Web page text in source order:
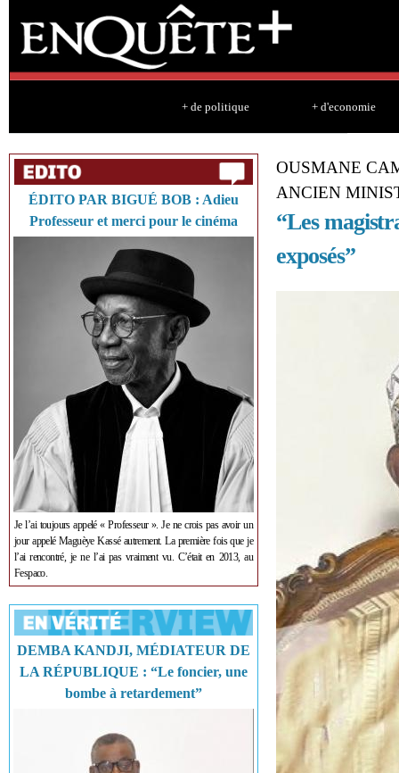
+ de politique + d'economie
ÉDITO PAR BIGUÉ BOB : Adieu
Professeur et merci pour le cinéma
Je l’ai toujours appelé « Professeur ». Je ne crois pas avoir un
jour appelé Maguèye Kassé autrement. La première fois que je
l’ai rencontré, je ne l’ai pas vraiment vu. C’était en 2013, au
Fespaco.
DEMBA KANDJI, MÉDIATEUR DE
LA RÉPUBLIQUE : “Le foncier, une
bombe à retardement”
OUSMANE
ANCIEN
“Les
exposés”